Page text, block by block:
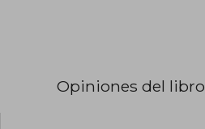
Opiniones del libro